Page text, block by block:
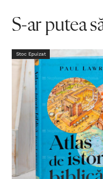
S-ar putea
Stoc Epuizat